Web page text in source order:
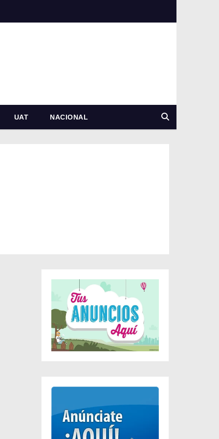
UAT NACIONAL